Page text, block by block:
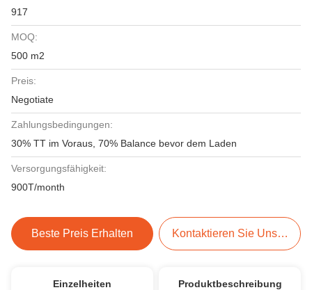
917
MOQ:
500 m2
Preis:
Negotiate
Zahlungsbedingungen:
30% TT im Voraus, 70% Balance bevor dem Laden
Versorgungsfähigkeit:
900T/month
Beste Preis Erhalten Kontaktieren Sie Uns Jetzt
Einzelheiten Produktbeschreibung